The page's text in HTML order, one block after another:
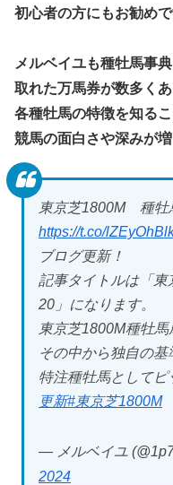
初心者の方にもお勧めで
メルベイユも種牡馬事
取れた万馬券が数多くあ
各種牡馬の特徴を知る
競馬の面白さや深みが増
東京芝1800M 種牡
https://t.co/
ブログ更新！
記事タイトルは「東
20」になります。
東京芝1800M種牡馬
その中から独自の
特注種牡馬としてピ
更新#東京芝1800M
— メルベイユ
2024